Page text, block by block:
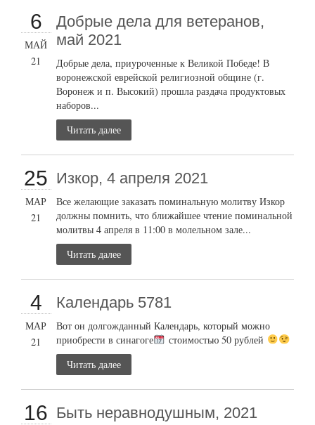
6
МАЙ
21
Добрые дела для ветеранов,
май 2021
Добрые дела, приуроченные к Великой Победе! В
воронежской еврейской религиозной общине (г.
Воронеж и п. Высокий) прошла раздача продуктовых
наборов...
Читать далее
25
МАР
21
Изкор, 4 апреля 2021
Все желающие заказать поминальную молитву Изкор
должны помнить, что ближайшее чтение поминальной
молитвы 4 апреля в 11:00 в молельном зале...
Читать далее
4
МАР
21
Календарь 5781
Вот он долгожданный Календарь, который можно
приобрести в синагоге
стоимостью 50 рублей
Читать далее
16 Быть неравнодушным, 2021